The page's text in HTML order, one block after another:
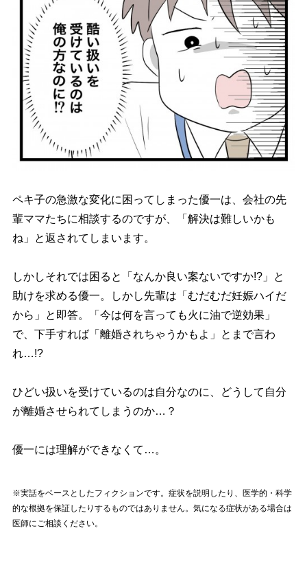
ペキ子の急激な変化に困ってしまった優一は、会社の先
輩ママたちに相談するのですが、「解決は難しいかも
ね」と返されてしまいます。
しかしそれでは困ると「なんか良い案ないですか!?」と
助けを求める優一。しかし先輩は「むだむだ妊娠ハイだ
から」と即答。「今は何を言っても火に油で逆効果」
で、下手すれば「離婚されちゃうかもよ」とまで言わ
れ…!?
ひどい扱いを受けているのは自分なのに、どうして自分
が離婚させられてしまうのか…？
優一には理解ができなくて…。
※実話をベースとしたフィクションです。症状を説明したり、医学的・科学
的な根拠を保証したりするものではありません。気になる症状がある場合は
医師にご相談ください。